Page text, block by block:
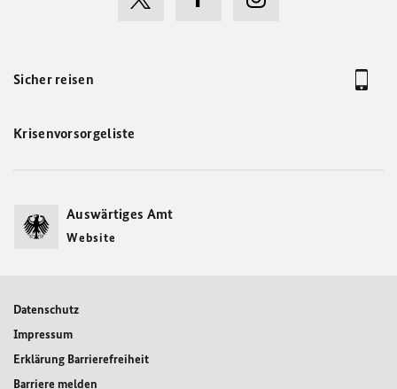
Sicher reisen
Krisenvorsorgeliste
Auswärtiges Amt
Website
Datenschutz
Impressum
Erklärung Barrierefreiheit
Barriere melden